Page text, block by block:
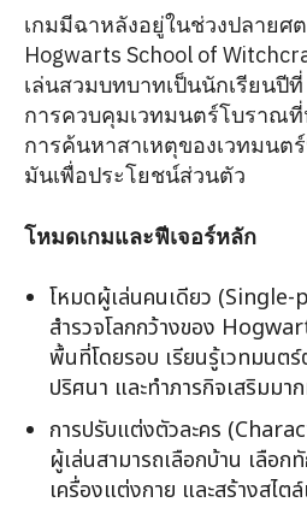
เกมมีฉาหลังอยู่ในช่วงปลายศ
Hogwarts School of
เล่นสวมบทบาทเป็นนักเรียนปี
การควบคุมเวทมนตร์โบราณ
การค้นหาสาเหตุของเวทมนต
มันเพื่อประโยชน์ส่วนตัว
โหมดเกมและฟีเจอร์หลัก
โหมดผู้เล่นคนเดียว (Single-
สำรวจโลกกว้างของ
พื้นที่โดยรอบ เรียนรู้เวทมนต
ปริศนา และทำภารกิจเสริมมา
การปรับแต่งตัวละคร
ผู้เล่นสามารถเลือกบ้าน เลือ
เครื่องแต่งกาย และสร้างสไต